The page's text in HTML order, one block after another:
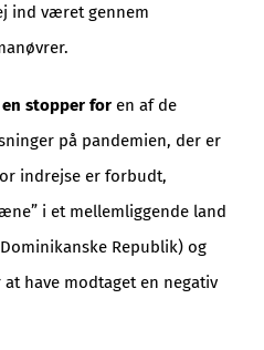
ind været gennem
en stopper foren af de
på pandemien, der er
indrejse er forbudt,
i et mellemliggende land
Republik) og
have modtaget en negativ